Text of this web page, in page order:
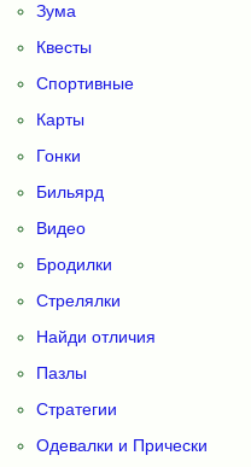
Зума
Квесты
Спортивные
Карты
Гонки
Бильярд
Видео
Бродилки
Стрелялки
Найди отличия
Пазлы
Стратегии
Одевалки и Прически